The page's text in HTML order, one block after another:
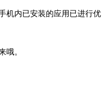
机内已安装的应用已进行优
哦。